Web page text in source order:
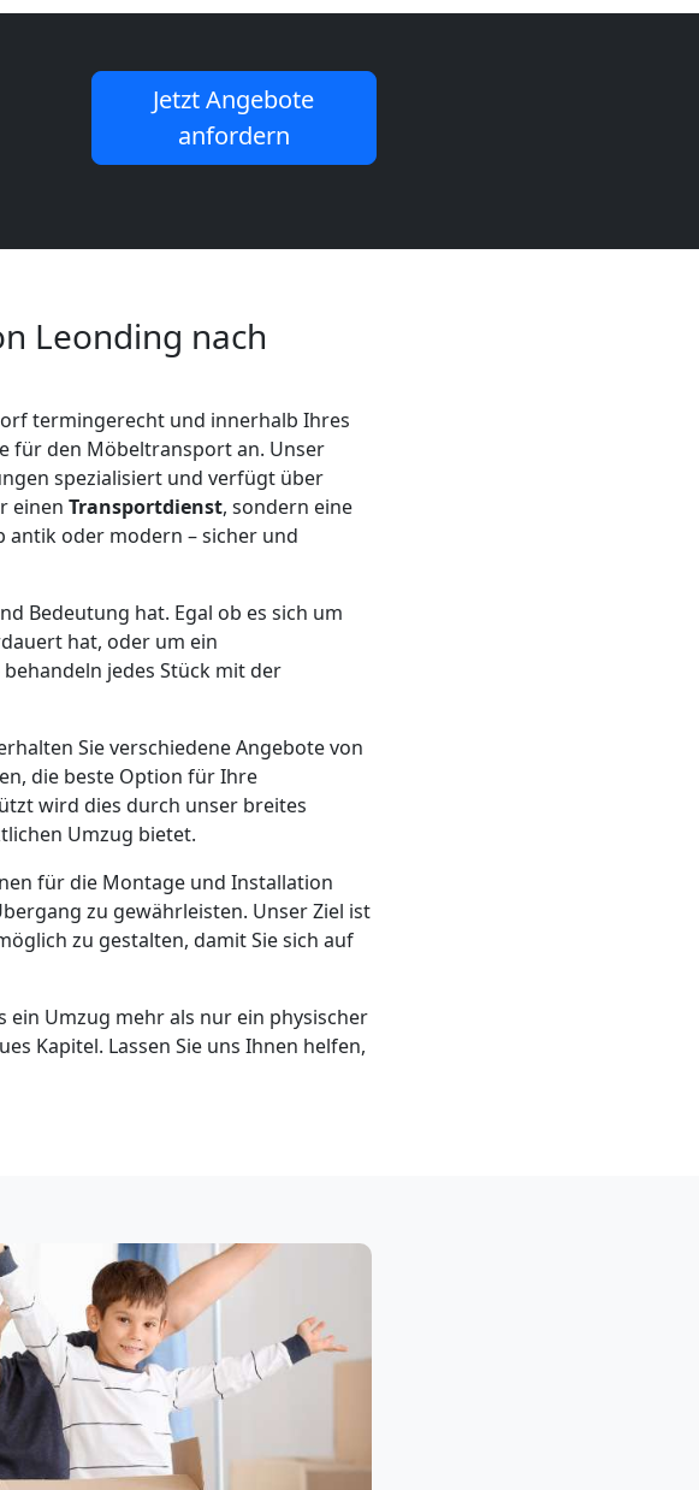
Jetzt Angebote
anfordern
Leonding nach
termingerecht und innerhalb Ihres
für den Möbeltransport an. Unser
spezialisiert und verfügt über
einen Transportdienst, sondern eine
antik oder modern – sicher und
Bedeutung hat. Egal ob es sich um
hat, oder um ein
jedes Stück mit der
Sie verschiedene Angebote von
die beste Option für Ihre
wird dies durch unser breites
Umzug bietet.
für die Montage und Installation
zu gewährleisten. Unser Ziel ist
zu gestalten, damit Sie sich auf
Umzug mehr als nur ein physischer
Kapitel. Lassen Sie uns Ihnen helfen,